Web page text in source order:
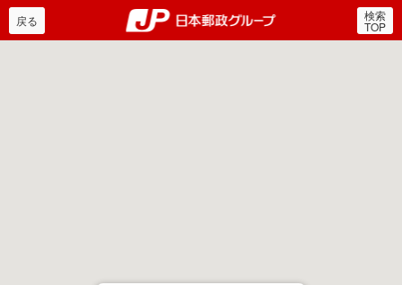
郵便局・日本郵政グルー
戻る 検索
TOP